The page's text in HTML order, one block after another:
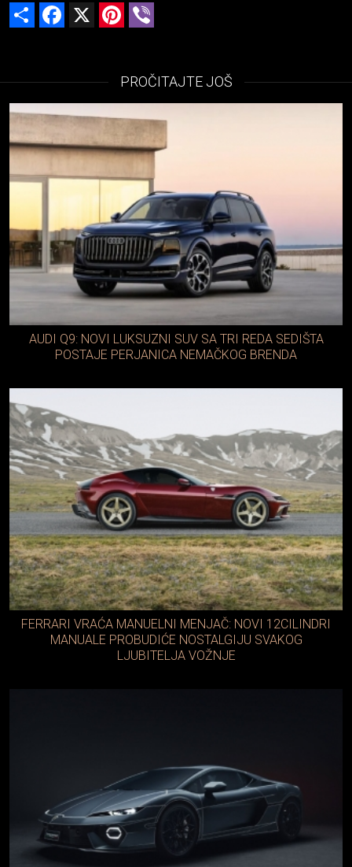
Share Facebook Pinterest
PROČITAJTE JOŠ
AUDI Q9: NOVI LUKSUZNI SUV SA TRI REDA SEDIŠTA
POSTAJE PERJANICA NEMAČKOG BRENDA
FERRARI VRAĆA MANUELNI MENJAČ: NOVI 12CILINDRI
MANUALE PROBUDIĆE NOSTALGIJU SVAKOG
LJUBITELJA VOŽNJE